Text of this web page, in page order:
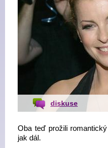
diskuse
Oba teď prožili
jak dál.